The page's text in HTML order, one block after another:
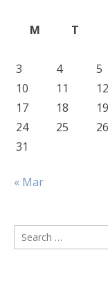
M
T
3
4 5
10
11 12
17
18 19
24
25 26
31
« Mar
Search
for: